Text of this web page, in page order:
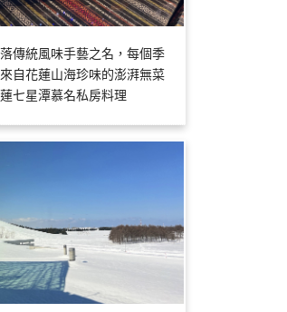
傳統風味手藝之名，每個季
自花蓮山海珍味的澎湃無菜
七星潭慕名私房料理